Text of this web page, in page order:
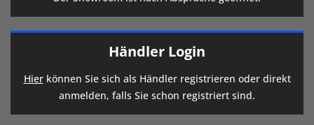
Händler Login
Hierkönnen Sie sich als Händler registrieren oder direkt
anmelden, falls Sie schon registriert sind.